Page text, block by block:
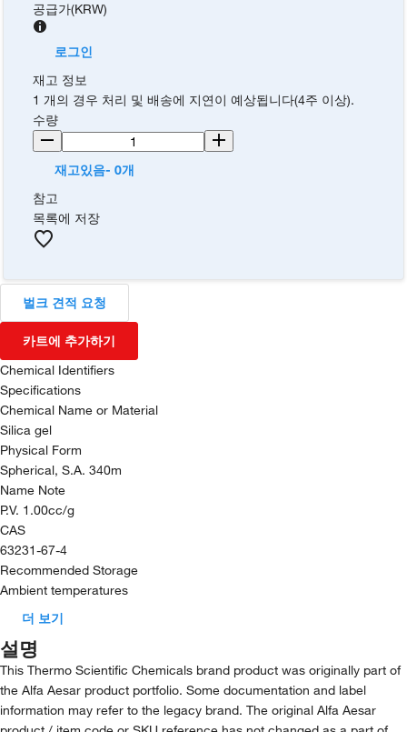
공급가(KRW)
로그인
재고 정보
1 개의 경우 처리 및 배송에 지연이 예상됩니다(4주 이상).
수량
재고있음- 0개
참고
목록에 저장
벌크 견적 요청
카트에 추가하기
Chemical Identifiers
Specifications
Chemical Name or Material
Silica gel
Physical Form
Spherical, S.A. 340m
Name Note
P.V. 1.00cc/g
CAS
63231-67-4
Recommended Storage
Ambient temperatures
더 보기
설명
This Thermo Scientific Chemicals brand product was originally part of
the Alfa Aesar product portfolio. Some documentation and label
information may refer to the legacy brand. The original Alfa Aesar